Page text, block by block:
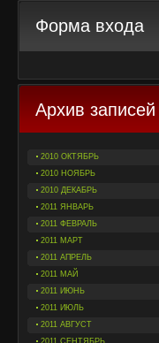
Форма входа
Архив записей
2010 ОКТЯБРЬ
2010 НОЯБРЬ
2010 ДЕКАБРЬ
2011 ЯНВАРЬ
2011 ФЕВРАЛЬ
2011 МАРТ
2011 АПРЕЛЬ
2011 МАЙ
2011 ИЮНЬ
2011 ИЮЛЬ
2011 АВГУСТ
2011 СЕНТЯБРЬ